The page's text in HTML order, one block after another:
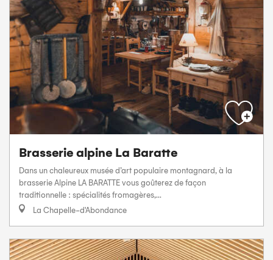
Brasserie alpine La Baratte
Dans un chaleureux musée d’art populaire montagnard, à la
brasserie Alpine LA BARATTE vous goûterez de façon
traditionnelle : spécialités fromagères,...
La Chapelle-d'Abondance